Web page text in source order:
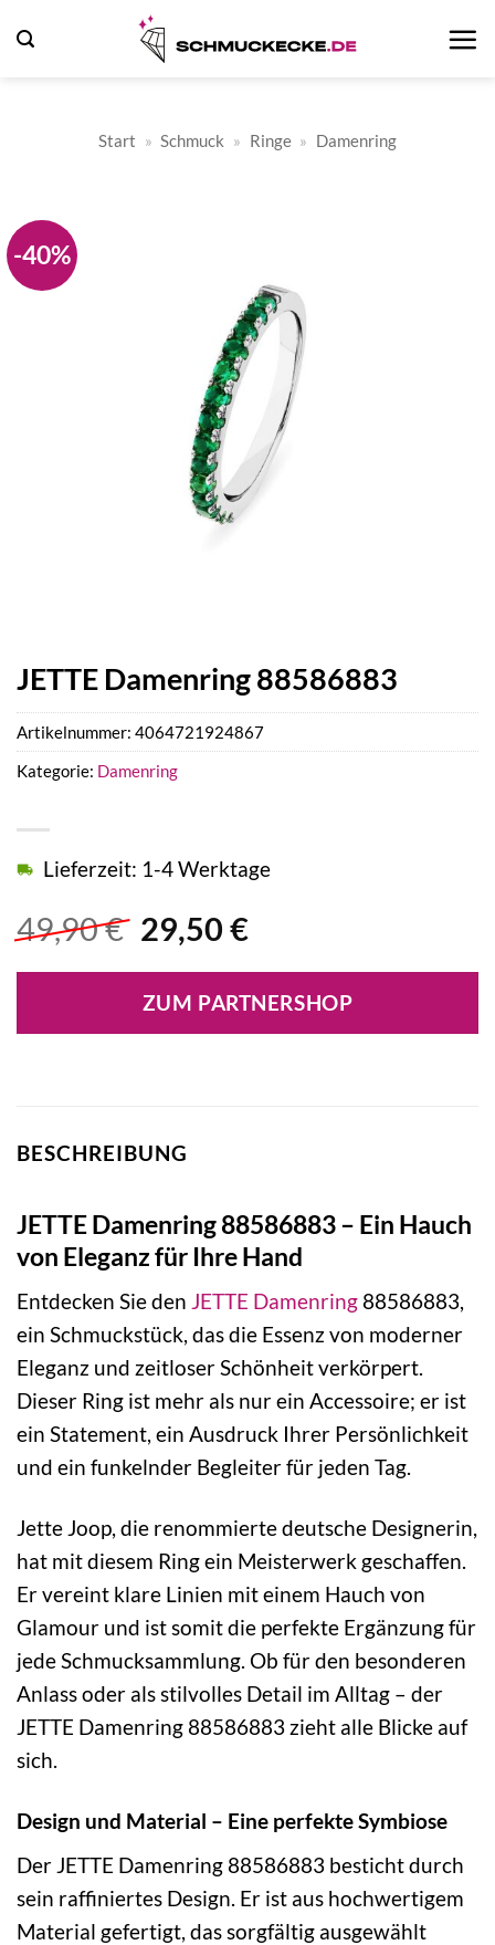
Inhalt
Start » Schmuck » Ringe » Damenring
-40%
JETTE Damenring 88586883
49,90€ Ursprünglicher
war:
49,90 €
29,50 €Aktueller
ist:
29,50 €.
Lieferzeit: 1-4 Werktage
ZUM PARTNERSHOP
Artikelnummer: 4064721924867
Kategorie: Damenring
BESCHREIBUNG
JETTE Damenring 88586883 – Ein Hauch
von Eleganz für Ihre Hand
Entdecken Sie den JETTE Damenring 88586883,
ein Schmuckstück, das die Essenz von moderner
Eleganz und zeitloser Schönheit verkörpert.
Dieser Ring ist mehr als nur ein Accessoire; er ist
ein Statement, ein Ausdruck Ihrer Persönlichkeit
und ein funkelnder Begleiter für jeden Tag.
Jette Joop, die renommierte deutsche Designerin,
hat mit diesem Ring ein Meisterwerk geschaffen.
Er vereint klare Linien mit einem Hauch von
Glamour und ist somit die perfekte Ergänzung für
jede Schmucksammlung. Ob für den besonderen
Anlass oder als stilvolles Detail im Alltag – der
JETTE Damenring 88586883 zieht alle Blicke auf
sich.
Design und Material – Eine perfekte Symbiose
Der JETTE Damenring 88586883 besticht durch
sein raffiniertes Design. Er ist aus hochwertigem
Material gefertigt, das sorgfältig ausgewählt